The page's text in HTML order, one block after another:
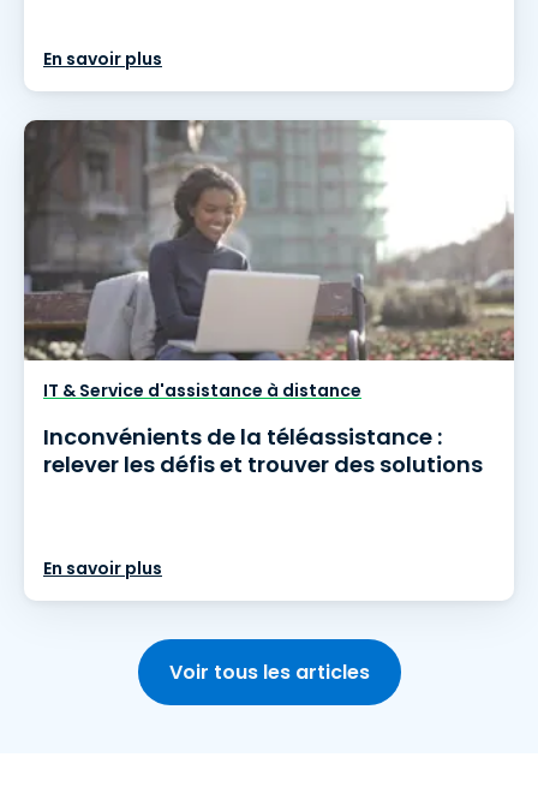
En savoir plus
IT & Service d'assistance à distance
Inconvénients de la téléassistance :
relever les défis et trouver des solutions
En savoir plus
Voir tous les articles